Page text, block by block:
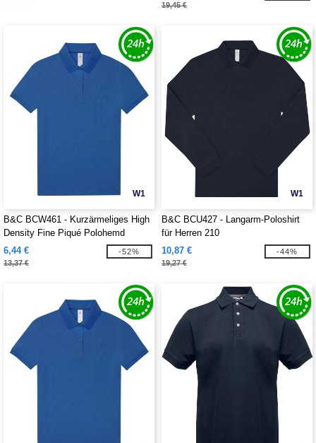
19,45 €
W1
B&C BCW461 - Kurzärmeliges High
Density Fine Piqué Polohemd
6,44 €
13,37 €
-52%
W1
B&C BCU427 - Langarm-Poloshirt
für Herren 210
10,87 €
19,27 €
-44%